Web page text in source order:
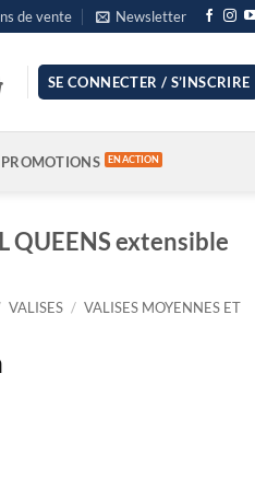
de vente Newsletter
SE CONNECTER / S’INSCRIRE
PROMOTIONS
QUEENS extensible
VALISES / VALISES MOYENNES ET